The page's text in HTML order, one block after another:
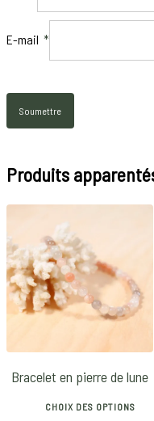
E-mail *
Produits
35€
5.00
Bracelet en pierre de lune
CHOIX DES OPTIONS